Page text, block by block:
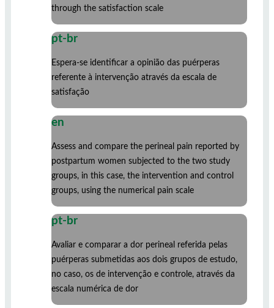
through the satisfaction scale
pt-br
Espera-se identificar a opinião das puérperas
referente à intervenção através da escala de
satisfação
en
Assess and compare the perineal pain reported by
postpartum women subjected to the two study
groups, in this case, the intervention and control
groups, using the numerical pain scale
pt-br
Avaliar e comparar a dor perineal referida pelas
puérperas submetidas aos dois grupos de estudo,
no caso, os de intervenção e controle, através da
escala numérica de dor